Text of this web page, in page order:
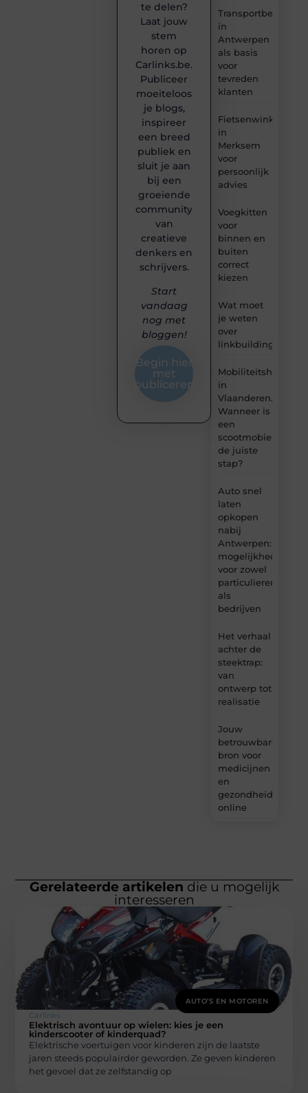
Transportbedrijf
in
Antwerpen
als basis
voor
tevreden
klanten
Fietsenwinkel
in
Merksem
voor
persoonlijk
advies
Voegkitten
voor
binnen en
buiten
correct
kiezen
Wat moet
je weten
over
linkbuilding?
in
Vlaanderen.
Wanneer is
een
scootmobiel
de juiste
stap?
Auto snel
laten
opkopen
nabij
Antwerpen:
mogelijkheden
voor zowel
particulieren
als
bedrijven
Het verhaal
achter de
steektrap:
van
ontwerp tot
realisatie
Jouw
betrouwbare
bron voor
medicijnen
en
online
te delen?
Laat jouw
stem
horen op
Carlinks.be.
Publiceer
moeiteloos
je blogs,
inspireer
een breed
publiek en
sluit je aan
bij een
groeiende
community
van
creatieve
denkers en
schrijvers.
Start
vandaag
nog met
bloggen!
Begin hier
met
publiceren
Gerelateerde artikelen die u mogelijk
interesseren
AUTO’S EN MOTOREN
Carlinks
Elektrisch avontuur op wielen: kies je een
kinderscooter of kinderquad?
Elektrische voertuigen voor kinderen zijn de laatste
jaren steeds populairder geworden. Ze geven kinderen
het gevoel dat ze zelfstandig op